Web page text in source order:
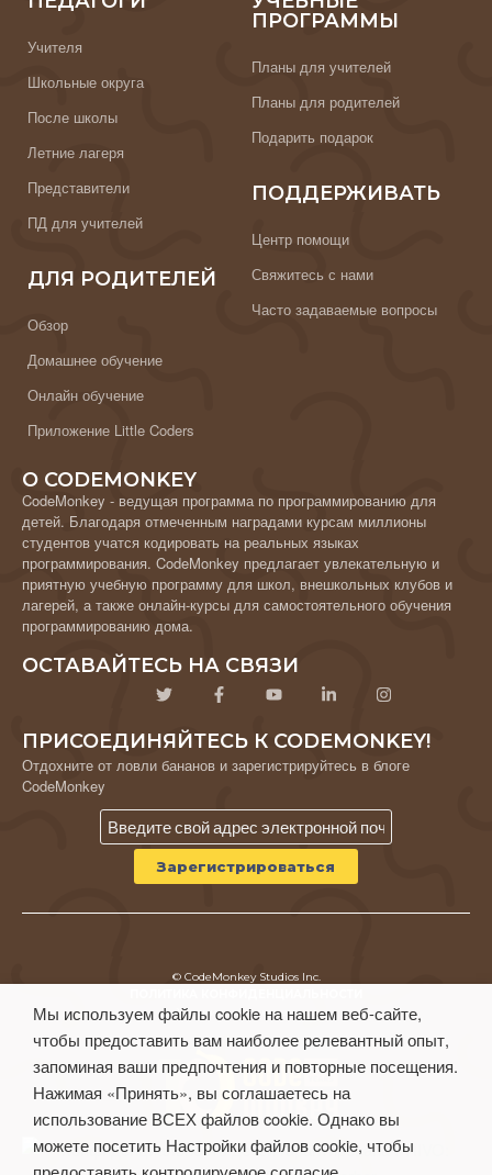
Учителя
Школьные округа
После школы
Летние лагеря
Представители
ПД для учителей
ДЛЯ РОДИТЕЛЕЙ
Обзор
Домашнее обучение
Онлайн обучение
Приложение Little Coders
ПРОГРАММЫ
Планы для учителей
Планы для родителей
Подарить подарок
ПОДДЕРЖИВАТЬ
Центр помощи
Свяжитесь с нами
Часто задаваемые вопросы
О CODEMONKEY
CodeMonkey - ведущая программа по программированию для
детей. Благодаря отмеченным наградами курсам миллионы
студентов учатся кодировать на реальных языках
программирования. CodeMonkey предлагает увлекательную и
приятную учебную программу для школ, внешкольных клубов и
лагерей, а также онлайн-курсы для самостоятельного обучения
программированию дома.
ОСТАВАЙТЕСЬ НА СВЯЗИ
ПРИСОЕДИНЯЙТЕСЬ К CODEMONKEY!
Отдохните от ловли бананов и зарегистрируйтесь в блоге
CodeMonkey
© CodeMonkey Studios Inc.
Условия использования
Мы используем файлы cookie на нашем веб-сайте,
чтобы предоставить вам наиболее релевантный опыт,
запоминая ваши предпочтения и повторные посещения.
Нажимая «Принять», вы соглашаетесь на
использование ВСЕХ файлов cookie. Однако вы
можете посетить Настройки файлов cookie, чтобы